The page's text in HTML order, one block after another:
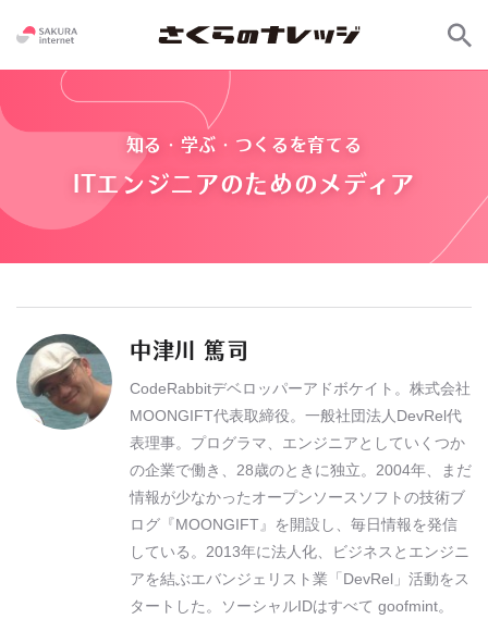
知る・学ぶ・つくるを育てる
ITエンジニアのためのメディア
中津川 篤司
CodeRabbitデベロッパーアドボケイト。株式会社
MOONGIFT代表取締役。一般社団法人DevRel代
表理事。プログラマ、エンジニアとしていくつか
の企業で働き、28歳のときに独立。2004年、まだ
情報が少なかったオープンソースソフトの技術ブ
ログ『MOONGIFT』を開設し、毎日情報を発信
している。2013年に法人化、ビジネスとエンジニ
アを結ぶエバンジェリスト業「DevRel」活動をス
タートした。ソーシャルIDはすべて goofmint。